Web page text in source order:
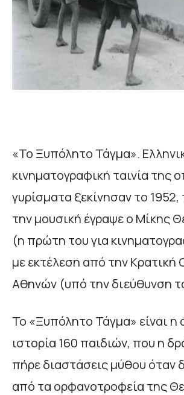
«Το Ξυπόλητο Τάγμα».
κινηματογραφική ταινία της
γυρίσματα ξεκίνησαν το
την μουσική έγραψε ο Μίκης
(η πρώτη του για
με εκτέλεση από την Κρατική
Αθηνών (υπό την διεύθυνση
Το «Ξυπόλητο Τάγμα» είναι η
ιστορία 160 παιδιών, που η
πήρε διαστάσεις μύθου όταν
από τα ορφανοτροφεία της